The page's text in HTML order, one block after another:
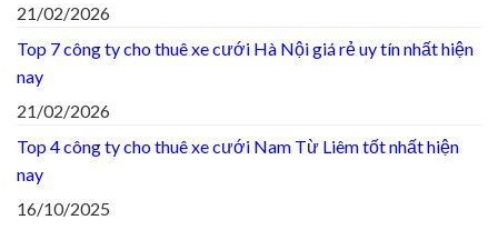
21/02/2026
Top 7 công ty cho thuê xe cưới Hà Nội giá rẻ uy tín nhất hiện
nay
21/02/2026
Top 4 công ty cho thuê xe cưới Nam Từ Liêm tốt nhất hiện
nay
16/10/2025